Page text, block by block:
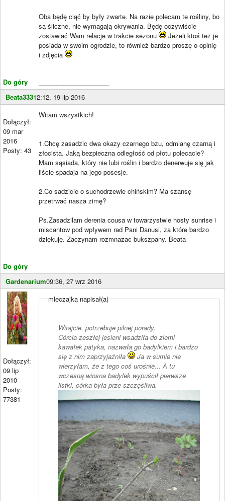
Do góry
Oba będę ciąć by były zwarte. Na razie polecam te rośliny, bo
są śliczne, nie wymagają okrywania. Będę oczywiście
zostawiać Wam relacje w trakcie sezonu
Jeżeli ktoś też je
posiada w swoim ogrodzie, to również bardzo proszę o opinię
i zdjęcia
Beata33312:12, 19 lip 2016
Dołączył:
09 mar
2016
Posty: 43
Do góry
Witam wszystkich!
1.Chcę zasadzic dwa okazy czarnego bzu, odmianę czarną i
złocista. Jaką bezpieczna odległość od płotu polecacie?
Mam sąsiada, który nie lubi roślin i bardzo denerwuje się jak
liście spadaja na jego posesje.
2.Co sadzicie o suchodrzewie chińskim? Ma szansę
przetrwać nasza zimę?
Ps.Zasadzilam derenia cousa w towarzystwie hosty sunrise i
miscantow pod wpływem rad Pani Danusi, za które bardzo
dziękuję. Zaczynam rozmnazac bukszpany. Beata
Gardenarium09:36, 27 wrz 2016
Dołączył:
09 lip
2010
Posty:
77381
mleczajka napisał(a)
Witajcie, potrzebuje pilnej porady.
Córcia zeszłej jesieni wsadziła do ziemi
kawałek patyka, nazwała go badylkiem i bardzo
się z nim zaprzyjaźniła
Ja w sumie nie
wierzyłam, że z tego coś urośnie... A tu
wczesną wiosna badylek wypuścił pierwsze
listki, córka była prze-szczęśliwa.